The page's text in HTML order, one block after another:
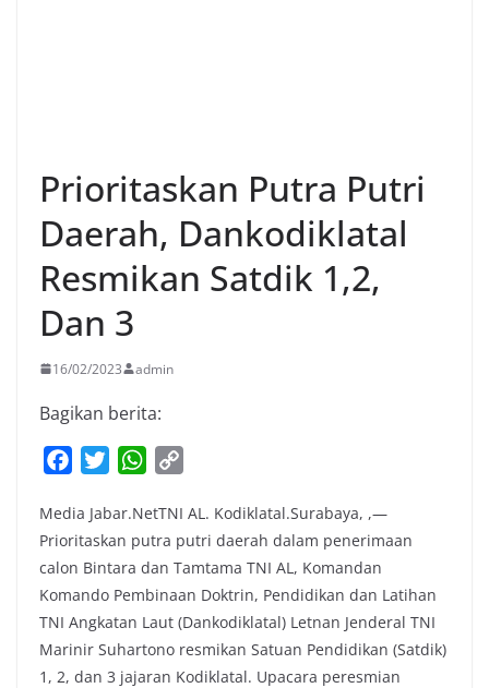
Prioritaskan Putra Putri
Daerah, Dankodiklatal
Resmikan Satdik 1,2,
Dan 3
16/02/2023 admin
Bagikan berita:
c
e
b
o
o
k
i
t
t
e
r
W
a
t
s
A
p
p
p
y
L
i
n
k
Media Jabar.NetTNI AL. Kodiklatal.Surabaya, ,—
Prioritaskan putra putri daerah dalam penerimaan
calon Bintara dan Tamtama TNI AL, Komandan
Komando Pembinaan Doktrin, Pendidikan dan Latihan
TNI Angkatan Laut (Dankodiklatal) Letnan Jenderal TNI
Marinir Suhartono resmikan Satuan Pendidikan (Satdik)
1, 2, dan 3 jajaran Kodiklatal. Upacara peresmian